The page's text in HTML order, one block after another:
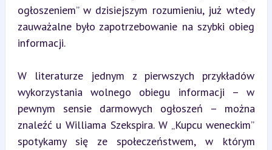
ogłoszeniem” w dzisiejszym rozumieniu, już wtedy
zauważalne było zapotrzebowanie na szybki obieg
informacji.
W literaturze jednym z pierwszych przykładów
wykorzystania wolnego obiegu informacji – w
pewnym sensie darmowych ogłoszeń – można
znaleźć u Williama Szekspira. W „Kupcu weneckim”
spotykamy się ze społeczeństwem, w którym